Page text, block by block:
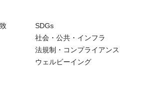
SDGs
社会・公共・インフラ
法規制・コンプライアンス
ウェルビーイング